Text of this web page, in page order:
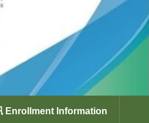
Enrollment Information